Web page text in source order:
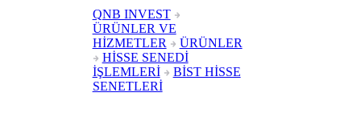
QNB INVEST
ÜRÜNLER VE
HİZMETLER
ÜRÜNLER
HİSSE SENEDİ
İŞLEMLERİ
BİST HİSSE
SENETLERİ